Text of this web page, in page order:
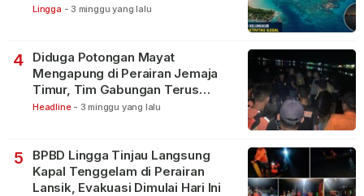
Lingga - 3 minggu yang lalu
4
Diduga Potongan Mayat
Mengapung di Perairan Jemaja
Timur, Tim Gabungan Terus
Lakukan Pencarian
Headline - 3 minggu yang lalu
5
BPBD Lingga Tinjau Langsung
Kapal Tenggelam di Perairan
Lansik, Evakuasi Dimulai Hari Ini